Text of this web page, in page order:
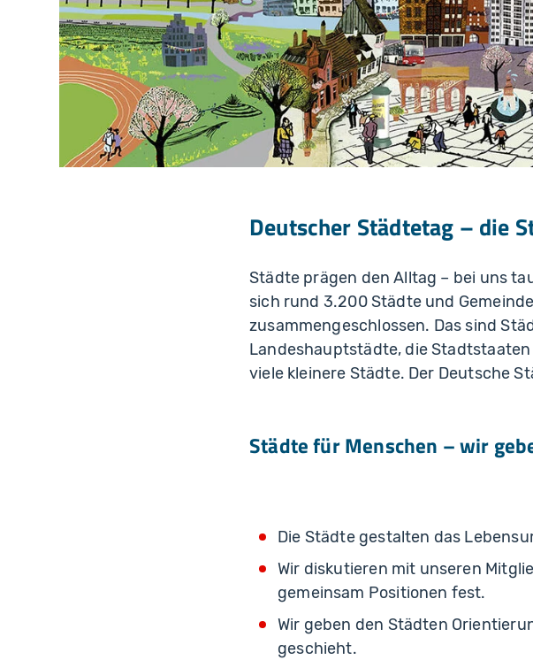
Deutscher Städtetag – die
Städte prägen den Alltag – bei uns
sich rund 3.200 Städte und
zusammengeschlossen. Das sind
Landeshauptstädte, die
viele kleinere Städte. Der Deutsche
Städte für Menschen –wir
Die Städte gestalten das
Wir diskutieren mit unseren
gemeinsam Positionen fest.
Wir geben den Städten
geschieht.